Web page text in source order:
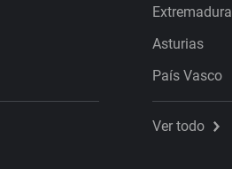
Extremadura
Asturias
País Vasco
Ver todo